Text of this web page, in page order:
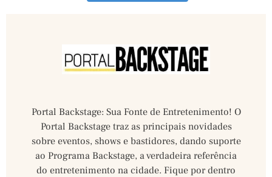
Portal Backstage: Sua Fonte de Entretenimento! O
Portal Backstage traz as principais novidades
sobre eventos, shows e bastidores, dando suporte
ao Programa Backstage, a verdadeira referência
do entretenimento na cidade. Fique por dentro